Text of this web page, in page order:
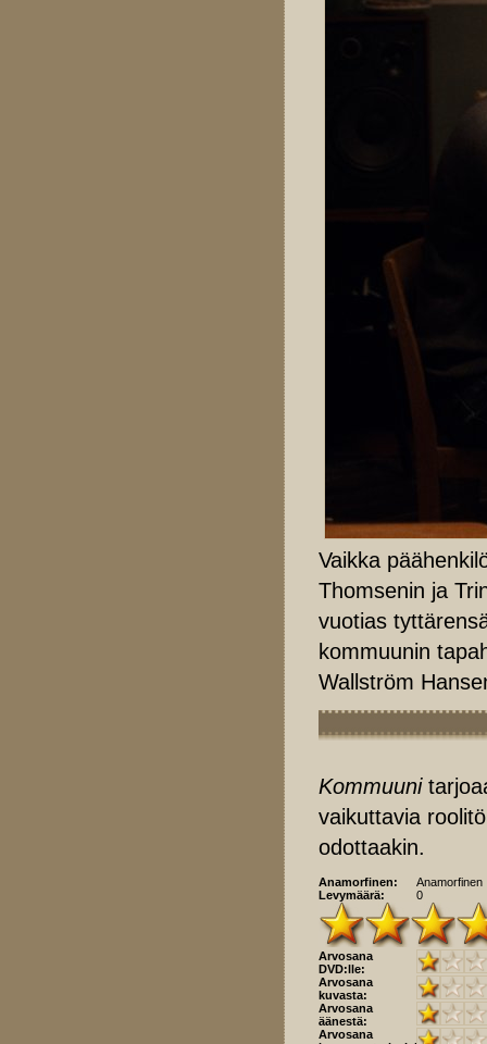
Vaikka
Thomsenin ja
vuotias
kommuunin
Wallström
Kommuuni
vaikuttavia
odottaakin.
Anamorfinen:
Anamorfinen
Levymäärä:
0
Arvosana
DVD:lle:
Arvosana
kuvasta:
Arvosana
äänestä:
Arvosana